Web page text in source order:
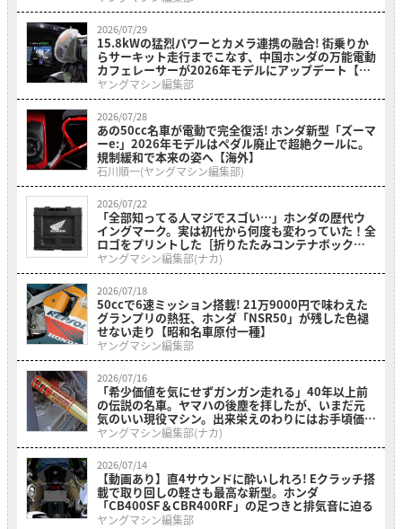
2026/07/29
15.8kWの猛烈パワーとカメラ連携の融合! 街乗りか
らサーキット走行までこなす、中国ホンダの万能電動
カフェレーサーが2026年モデルにアップデート【海
外】
ヤングマシン編集部
2026/07/28
あの50cc名車が電動で完全復活! ホンダ新型「ズーマ
ーe:」2026年モデルはペダル廃止で超絶クールに。
規制緩和で本来の姿へ【海外】
石川順一(ヤングマシン編集部)
2026/07/22
「全部知ってる人マジでスゴい…」ホンダの歴代ウ
イングマーク。実は初代から何度も変わっていた！全
ロゴをプリントした［折りたたみコンテナボックス
ホンダウィングヒストリー］
ヤングマシン編集部(ナカ)
2026/07/18
50ccで6速ミッション搭載! 21万9000円で味わえた
グランプリの熱狂、ホンダ「NSR50」が残した色褪
せない走り【昭和名車原付一種】
ヤングマシン編集部
2026/07/16
「希少価値を気にせずガンガン走れる」40年以上前
の伝説の名車。ヤマハの後塵を拝したが、いまだ元
気のいい現役マシン。出来栄えのわりにはお手頃価格
の「ホンダ・RS500R」を紹介
ヤングマシン編集部(ナカ)
2026/07/14
【動画あり】直4サウンドに酔いしれろ! Eクラッチ搭
載で取り回しの軽さも最高な新型。ホンダ
「CB400SF＆CBR400RF」の足つきと排気音に迫る
ヤングマシン編集部